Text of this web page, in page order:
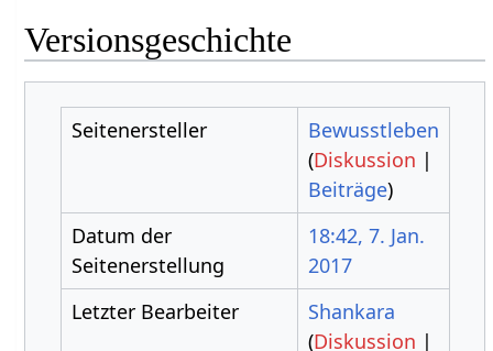
Versionsgeschichte
Seitenersteller
Bewusstleben
(Diskussion |
Beiträge)
Datum der
Seitenerstellung
18:42, 7. Jan.
2017
Letzter Bearbeiter
Shankara
(Diskussion |